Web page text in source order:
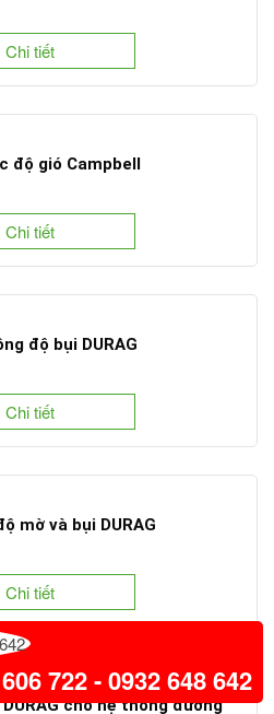
Chi tiết
độ gió Campbell
Chi tiết
độ bụi DURAG
Chi tiết
mờ và bụi DURAG
Chi tiết
cho hệ thống đường
722 - 0932 648 642